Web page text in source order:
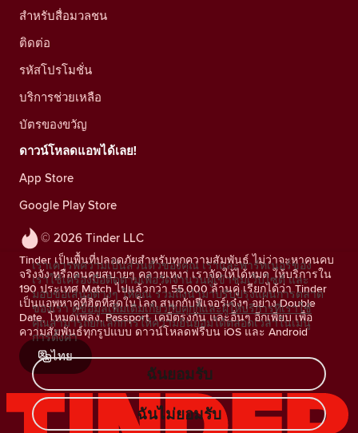
© 2026 Tinder LLC
Tinder เป็นพื้นที่ปลอดภัยสำหรับทุกความสัมพันธ์ ไม่ว่าจะหาคนคบ
จริงจัง หรือคนคุยสบายๆ คลายเหงา เราจัดให้ได้หมด ให้บริการใน
190 ประเทศ Match ไปแล้วกว่า 55,000 ล้านคู่ เรียกได้ว่า Tinder
เป็นแอพหาคู่ที่ฮิตที่สุดในโลก สนุกกับฟีเจอร์เจ๋งๆ อย่าง Double
Date, โหมดเพลง, Passport, เคมีตรงกัน และอื่นๆ อีกเพียบ เพื่อ
ความสัมพันธ์ทุกรูปแบบ ดาวน์โหลดฟรีบน iOS และ Android
ไทย
สำหรับสื่อมวลชน
ติดต่อ
รหัสโปรโมชั่น
บริการช่วยเหลือ
บัตรของขวัญ
ดาวน์โหลดแอพได้เลย!
App Store
Google Play Store
เราเคารพความเป็นส่วนตัวของคุณ เราและพาร์ทเนอร์ของ
เราใช้เครื่องมือติดตามเพื่อวัดจำนวนผู้เข้าชมเว็บไซต์ และ
มอบข้อเสนอต่างๆ ให้คุณ รวมถึงนำมาปรับปรุงแผนการตลาด
ของเรา ดูข้อมูลเพิ่มเติมเกี่ยวกับคุกกี้และผู้ให้บริการที่เราใช้
คุณสามารถยกเลิกการให้ความยินยอมได้ตลอดเวลาในเมนู
การตั้งค่า
ฉันยอมรับ
ฉันไม่ยอมรับ